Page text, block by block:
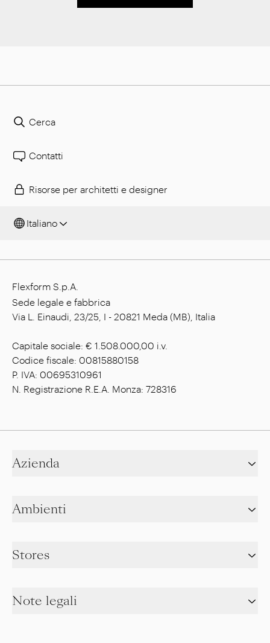
Cerca
Contatti
Risorse per architetti e designer
Italiano
Flexform S.p.A.
Sede legale e fabbrica
Via L. Einaudi, 23/25, I - 20821 Meda (MB), Italia
Capitale sociale: € 1.508.000,00 i.v.
Codice fiscale: 00815880158
P. IVA: 00695310961
N. Registrazione R.E.A. Monza: 728316
Azienda
Ambienti
Stores
Note legali